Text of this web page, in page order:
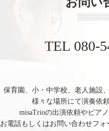
TEL 080-
保育園、小・中学校、老人施設
様々な場所にて演奏依
misaTrioの出演依頼やピア
お電話もしくはお問い合わせフォ